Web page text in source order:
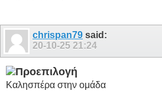
chrispan79 said:
20-10-25 21:24
Καλησπέρα στην ομάδα